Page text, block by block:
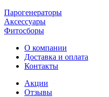
Парогенераторы
Аксессуары
Фитосборы
О компании
Доставка и оплата
Контакты
Акции
Отзывы